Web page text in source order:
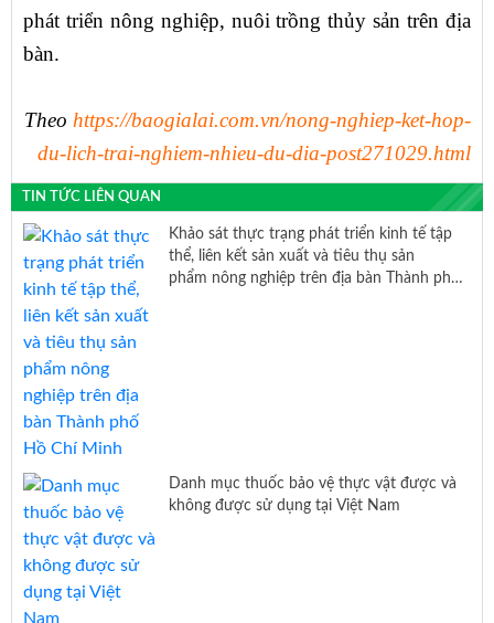
phát triển nông nghiệp, nuôi trồng thủy sản trên địa
bàn.
Theo https://baogialai.com.vn/nong-nghiep-ket-hop-
du-lich-trai-nghiem-nhieu-du-dia-post271029.html
TIN TỨC LIÊN QUAN
Khảo sát thực trạng phát triển kinh tế tập
thể, liên kết sản xuất và tiêu thụ sản
phẩm nông nghiệp trên địa bàn Thành phố
Danh mục thuốc bảo vệ thực vật được và
không được sử dụng tại Việt Nam